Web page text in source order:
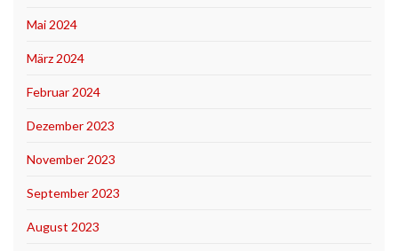
Mai 2024
März 2024
Februar 2024
Dezember 2023
November 2023
September 2023
August 2023